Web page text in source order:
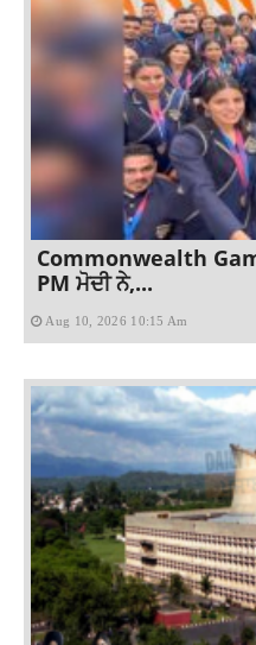
Commonwealth
PM ਮੋਦੀ ਨੇ,...
Aug 10, 2026 10:15 Am